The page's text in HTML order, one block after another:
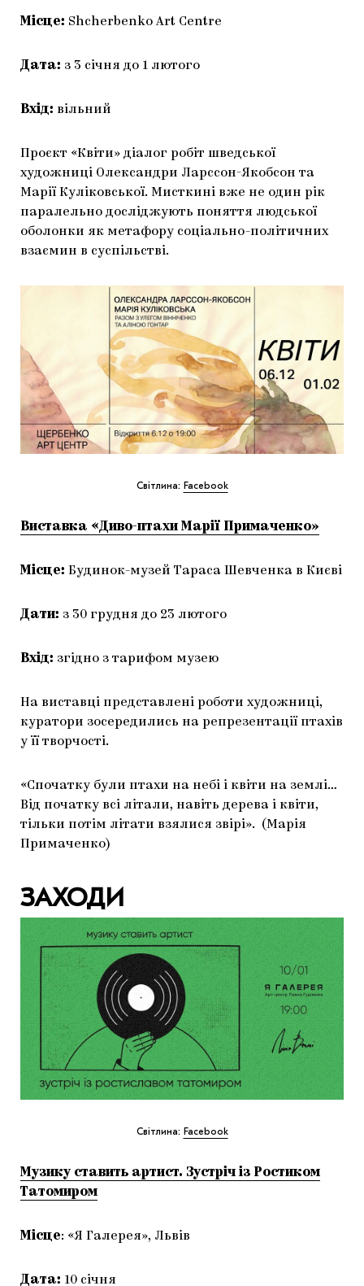
Місце: Shcherbenko Art Centre
Дата: з 3 січня до 1 лютого
Вхід: вільний
Проєкт «Квіти» діалог робіт шведської
художниці Олександри Ларссон-Якобсон та
Марії Куліковської. Мисткині вже не один рік
паралельно досліджують поняття людської
оболонки як метафору соціально-політичних
взаємин в суспільстві.
Світлина: Facebook
Виставка «Диво-птахи Марії Примаченко»
Місце: Будинок-музей Тараса Шевченка в Києві
Дати: з 30 грудня до 23 лютого
Вхід: згідно з тарифом музею
На виставці представлені роботи художниці,
куратори зосередились на репрезентації птахів
у її творчості.
«Спочатку були птахи на небі і квіти на землі…
Від початку всі літали, навіть дерева і квіти,
тільки потім літати взялися звірі». (Марія
Примаченко)
ЗАХОДИ
Світлина: Facebook
Музику ставить артист. Зустріч із Ростиком
Татомиром
Місце: «Я Галерея», Львів
Дата: 10 січня